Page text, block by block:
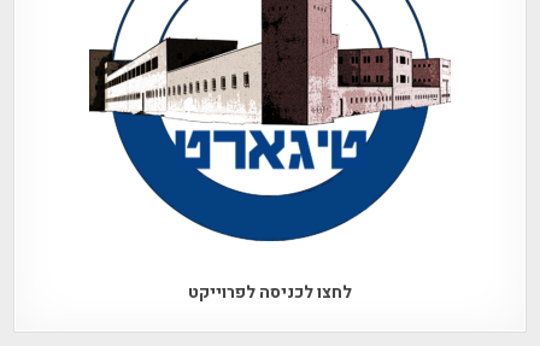
לחצו לכניסה לפרוייקט